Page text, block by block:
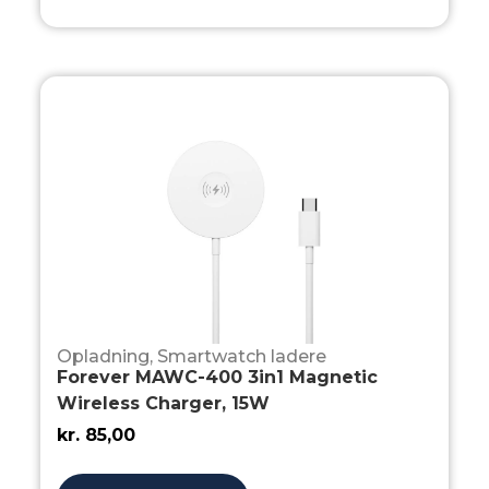
Opladning, Smartwatch ladere
Forever MAWC-400 3in1 Magnetic
Wireless Charger, 15W
kr. 85,00